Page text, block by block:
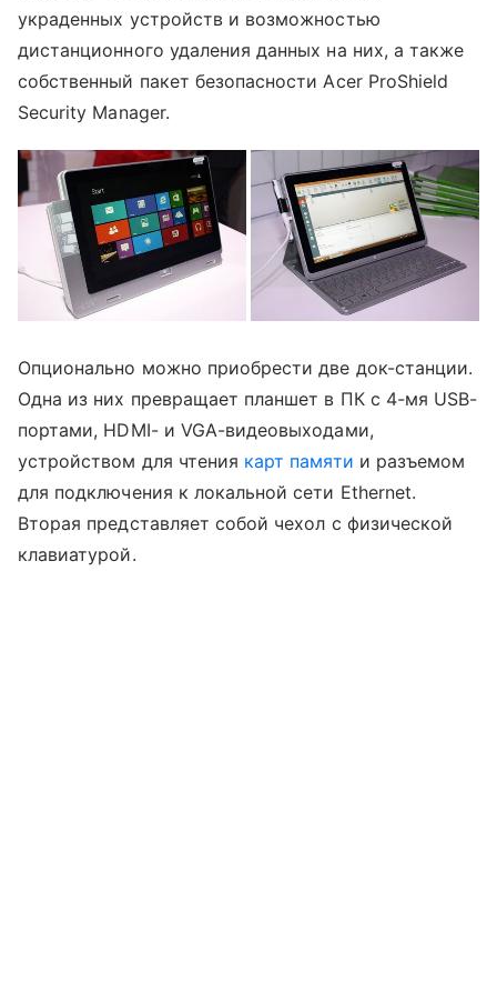
украденных устройств и возможностью
дистанционного удаления данных на них, а также
собственный пакет безопасности Acer ProShield
Security Manager.
Опционально можно приобрести две док-станции.
Одна из них превращает планшет в ПК с 4-мя USB-
портами, HDMI- и VGA-видеовыходами,
устройством для чтения карт памяти и разъемом
для подключения к локальной сети Ethernet.
Вторая представляет собой чехол с физической
клавиатурой.